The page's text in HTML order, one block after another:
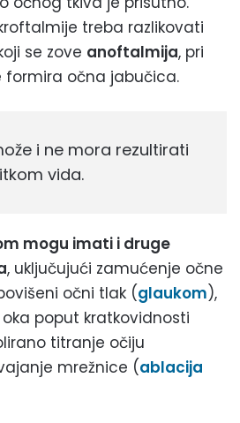
treba razlikovati
se zove anoftalmija, pri
formira očna jabučica.
i ne mora rezultirati
vida.
mogu imati i druge
, uključujući zamućenje očne
očni tlak (glaukom),
poput kratkovidnosti
titranje očiju
mrežnice (ablacija